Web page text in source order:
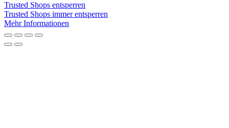
Trusted Shops entsperren
Trusted Shops immer entsperren
Mehr Informationen